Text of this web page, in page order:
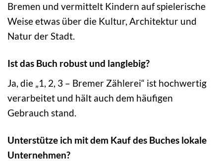
Bremen und vermittelt Kindern auf spielerische
Weise etwas über die Kultur, Architektur und
Natur der Stadt.
Ist das Buch robust und langlebig?
Ja, die „1, 2, 3 – Bremer Zählerei“ ist hochwertig
verarbeitet und hält auch dem häufigen
Gebrauch stand.
Unterstütze ich mit dem Kauf des Buches lokale
Unternehmen?